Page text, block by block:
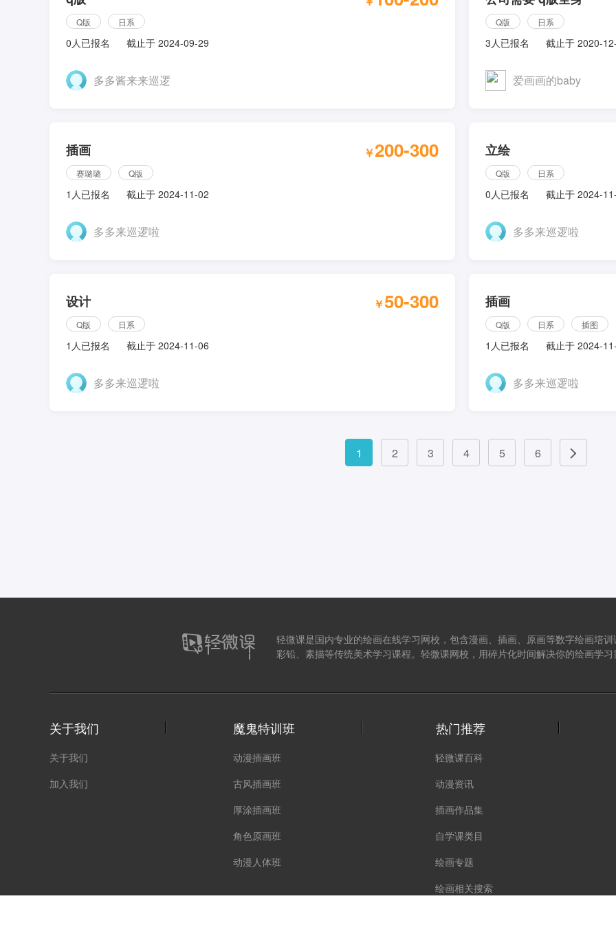
Q版 日系
0人已报名 截止于 2024-09-29
多多酱来来巡逻
Q版 日系
3人已报名 截止于 2020-
爱画画的baby
插画 ￥200-300
赛璐璐 Q版
1人已报名 截止于 2024-11-02
多多来巡逻啦
立绘
Q版 日系
0人已报名 截止于 2024-
多多来巡逻啦
设计 ￥50-300
Q版 日系
1人已报名 截止于 2024-11-06
多多来巡逻啦
插画
Q版 日系 插图
1人已报名 截止于 2024-
多多来巡逻啦
1 2 3 4 5 6
轻微课是国内专业的绘画在线学习网校，包含漫画、插画、原画等数字绘画培
彩铅、素描等传统美术学习课程。轻微课网校，用碎片化时间解决你的绘画学
关于我们
关于我们
加入我们
魔鬼特训班
动漫插画班
古风插画班
厚涂插画班
角色原画班
动漫人体班
热门推荐
轻微课百科
动漫资讯
插画作品集
自学课类目
绘画专题
绘画相关搜索